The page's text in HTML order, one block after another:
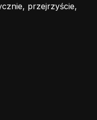
przejrzyście,